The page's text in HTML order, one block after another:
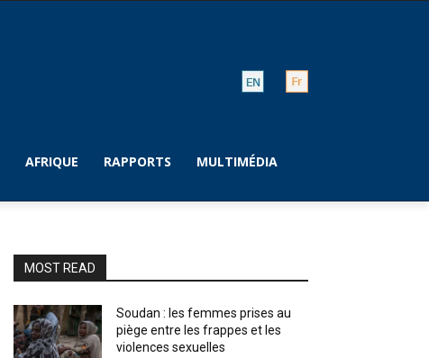
AFRIQUE RAPPORTS MULTIMÉDIA
MOST READ
Soudan : les femmes prises au
piège entre les frappes et les
violences sexuelles